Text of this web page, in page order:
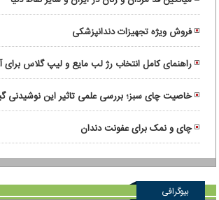
فروش ویژه تجهیزات دندانپزشکی
راهنمای کامل انتخاب رژ لب مایع و لیپ گلاس برای
درخشان
خاصیت چای سبز؛ بررسی علمی تاثیر این نوشیدنی
بدنچای و نمک برای عفونت دندان
بیوگرافی